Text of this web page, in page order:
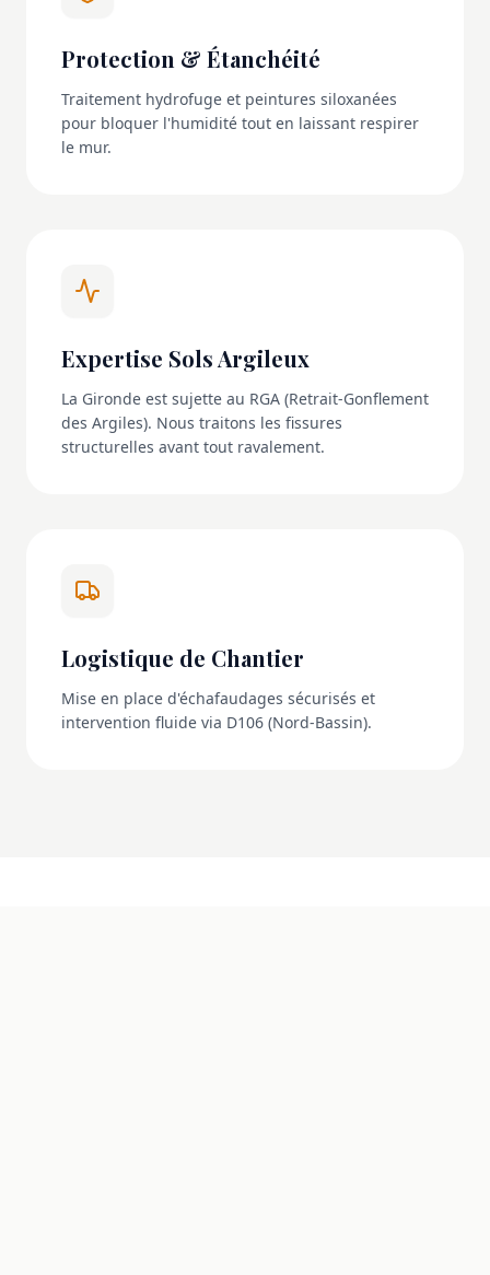
Protection & Étanchéité
Traitement hydrofuge et peintures siloxanées
pour bloquer l'humidité tout en laissant respirer
le mur.
Expertise Sols Argileux
La Gironde est sujette au RGA (Retrait-Gonflement
des Argiles). Nous traitons les fissures
structurelles avant tout ravalement.
Logistique de Chantier
Mise en place d'échafaudages sécurisés et
intervention fluide via D106 (Nord-Bassin).